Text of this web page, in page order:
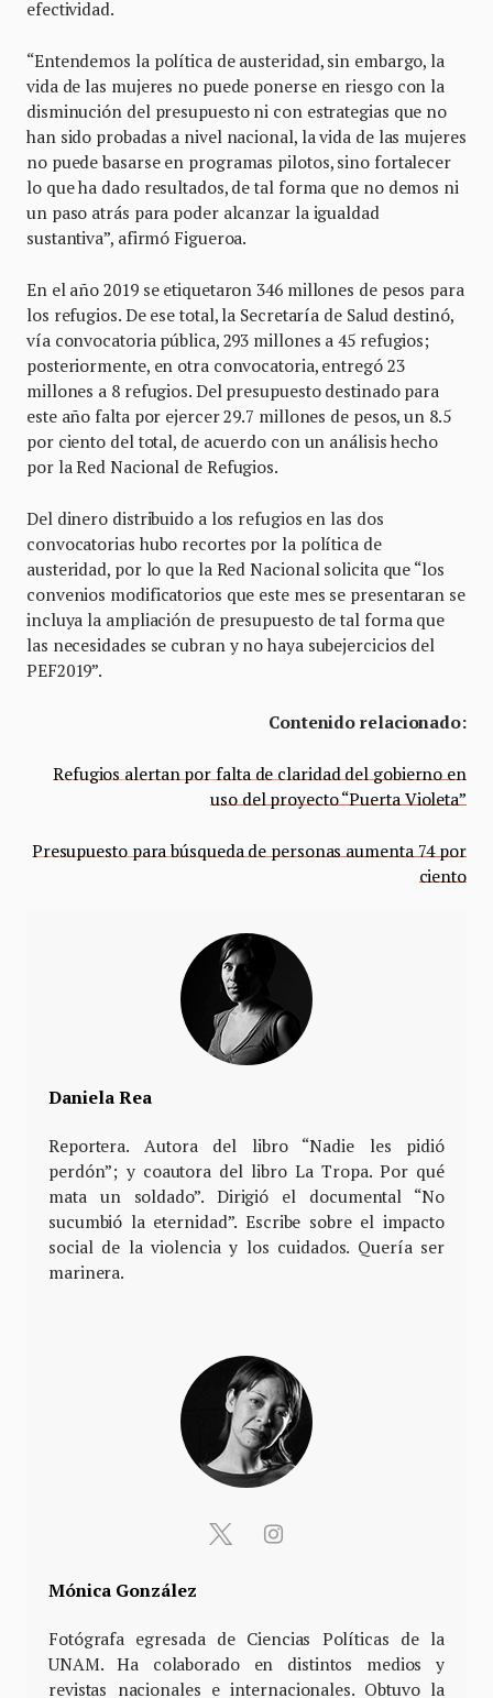
efectividad.
“Entendemos la política de austeridad, sin embargo, la
vida de las mujeres no puede ponerse en riesgo con la
disminución del presupuesto ni con estrategias que no
han sido probadas a nivel nacional, la vida de las mujeres
no puede basarse en programas pilotos, sino fortalecer
lo que ha dado resultados, de tal forma que no demos ni
un paso atrás para poder alcanzar la igualdad
sustantiva”, afirmó Figueroa.
En el año 2019 se etiquetaron 346 millones de pesos para
los refugios. De ese total, la Secretaría de Salud destinó,
vía convocatoria pública, 293 millones a 45 refugios;
posteriormente, en otra convocatoria, entregó 23
millones a 8 refugios. Del presupuesto destinado para
este año falta por ejercer 29.7 millones de pesos, un 8.5
por ciento del total, de acuerdo con un análisis hecho
por la Red Nacional de Refugios.
Del dinero distribuido a los refugios en las dos
convocatorias hubo recortes por la política de
austeridad, por lo que la Red Nacional solicita que “los
convenios modificatorios que este mes se presentaran se
incluya la ampliación de presupuesto de tal forma que
las necesidades se cubran y no haya subejercicios del
PEF2019”.
Contenido relacionado:
Refugios alertan por falta de claridad del gobierno en
uso del proyecto “Puerta Violeta”
Presupuesto para búsqueda de personas aumenta 74 por
ciento
Daniela Rea
Reportera. Autora del libro “Nadie les pidió
perdón”; y coautora del libro La Tropa. Por qué
mata un soldado”. Dirigió el documental “No
sucumbió la eternidad”. Escribe sobre el impacto
social de la violencia y los cuidados. Quería ser
marinera.
Mónica González
Fotógrafa egresada de Ciencias Políticas de la
UNAM. Ha colaborado en distintos medios y
revistas nacionales e internacionales. Obtuvo la